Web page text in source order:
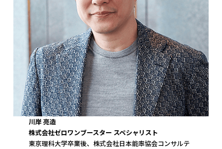
川岸 亮造
株式会社ゼロワンブースター スペシャリスト
東京理科大学卒業後、株式会社日本能率協会コンサルテ